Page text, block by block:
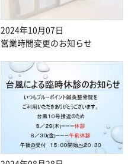
2024年10月07日
営業時間変更のお知らせ